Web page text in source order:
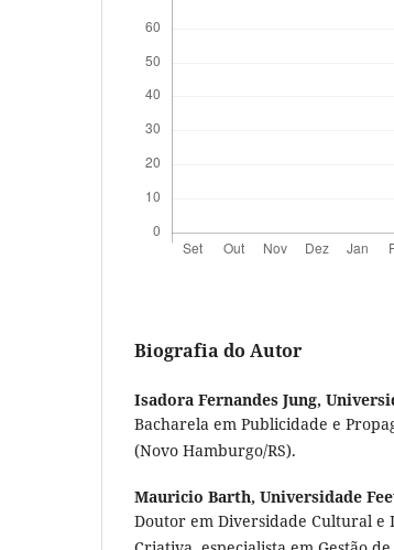
Biografia do Autor
Isadora Fernandes Jung,
Bacharela em Publicidade e
(Novo Hamburgo/RS).
Mauricio Barth, Universidade
Doutor em Diversidade Cultural e